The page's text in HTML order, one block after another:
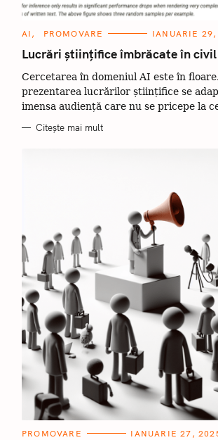
C
T
E
O
R
I
I
AI PROMOVARE IANUARIE
Lucrări științifice îmbrăcate în civil
Cercetarea în domeniul AI este în
prezentarea lucrărilor științifice se
imensa audiență care nu se pricepe la
Citește mai mult
C
PROMOVARE IANUARIE 27,